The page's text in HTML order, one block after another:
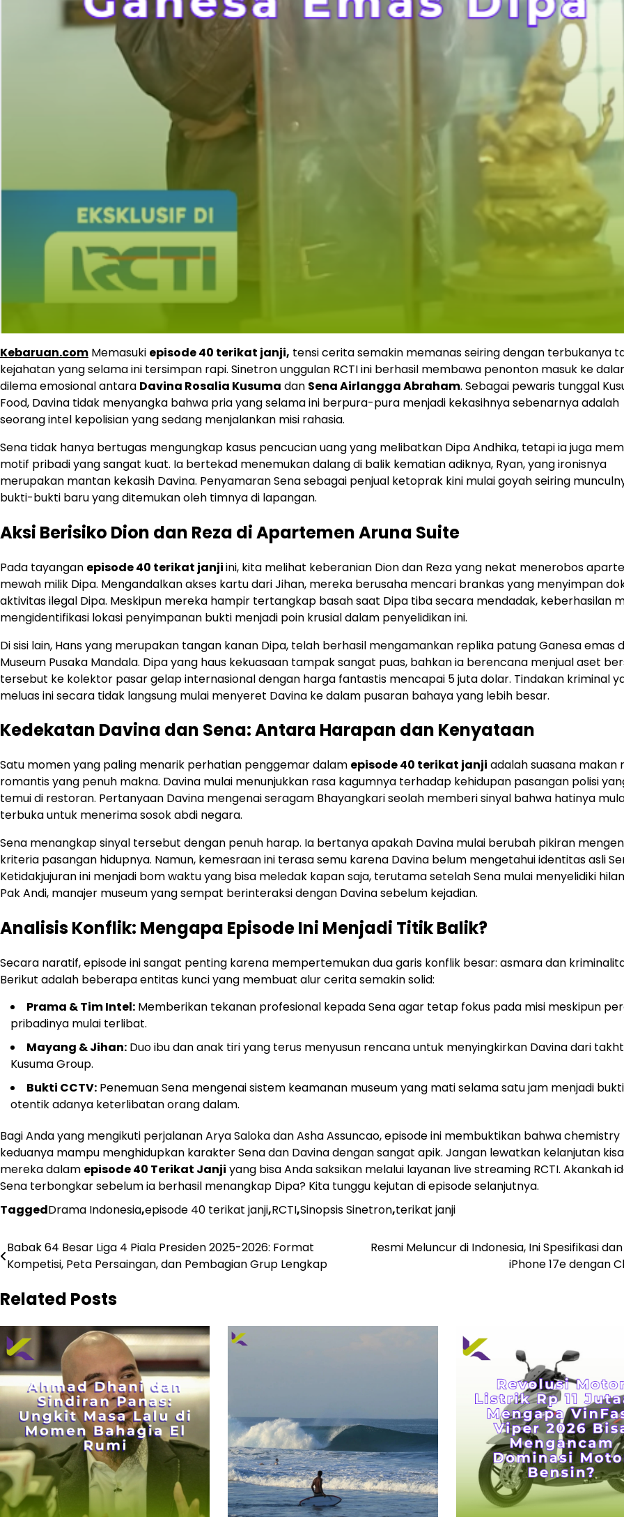
Kebaruan.com Memasuki episode 40 terikat janji, tensi cerita semakin memanas seiring dengan terbukanya
kejahatan yang selama ini tersimpan rapi. Sinetron unggulan RCTI ini berhasil membawa penonton masuk ke
dilema emosional antara Davina Rosalia Kusuma dan Sena Airlangga Abraham. Sebagai pewaris tunggal
Food, Davina tidak menyangka bahwa pria yang selama ini berpura-pura menjadi kekasihnya sebenarnya adalah
seorang intel kepolisian yang sedang menjalankan misi rahasia.
Sena tidak hanya bertugas mengungkap kasus pencucian uang yang melibatkan Dipa Andhika, tetapi ia juga
motif pribadi yang sangat kuat. Ia bertekad menemukan dalang di balik kematian adiknya, Ryan, yang ironisnya
merupakan mantan kekasih Davina. Penyamaran Sena sebagai penjual ketoprak kini mulai goyah seiring
bukti-bukti baru yang ditemukan oleh timnya di lapangan.
Aksi Berisiko Dion dan Reza di Apartemen Aruna Suite
Pada tayangan episode 40 terikat janjiini, kita melihat keberanian Dion dan Reza yang nekat menerobos
mewah milik Dipa. Mengandalkan akses kartu dari Jihan, mereka berusaha mencari brankas yang menyimpan
aktivitas ilegal Dipa. Meskipun mereka hampir tertangkap basah saat Dipa tiba secara mendadak, keberhasilan
mengidentifikasi lokasi penyimpanan bukti menjadi poin krusial dalam penyelidikan ini.
Di sisi lain, Hans yang merupakan tangan kanan Dipa, telah berhasil mengamankan replika patung Ganesa emas
Museum Pusaka Mandala. Dipa yang haus kekuasaan tampak sangat puas, bahkan ia berencana menjual aset
tersebut ke kolektor pasar gelap internasional dengan harga fantastis mencapai 5 juta dolar. Tindakan kriminal
meluas ini secara tidak langsung mulai menyeret Davina ke dalam pusaran bahaya yang lebih besar.
Kedekatan Davina dan Sena: Antara Harapan dan Kenyataan
Satu momen yang paling menarik perhatian penggemar dalam episode 40 terikat janji adalah suasana makan
romantis yang penuh makna. Davina mulai menunjukkan rasa kagumnya terhadap kehidupan pasangan polisi
temui di restoran. Pertanyaan Davina mengenai seragam Bhayangkari seolah memberi sinyal bahwa hatinya
terbuka untuk menerima sosok abdi negara.
Sena menangkap sinyal tersebut dengan penuh harap. Ia bertanya apakah Davina mulai berubah pikiran
kriteria pasangan hidupnya. Namun, kemesraan ini terasa semu karena Davina belum mengetahui identitas asli
Ketidakjujuran ini menjadi bom waktu yang bisa meledak kapan saja, terutama setelah Sena mulai menyelidiki
Pak Andi, manajer museum yang sempat berinteraksi dengan Davina sebelum kejadian.
Analisis Konflik: Mengapa Episode Ini Menjadi Titik Balik?
Secara naratif, episode ini sangat penting karena mempertemukan dua garis konflik besar: asmara dan
Berikut adalah beberapa entitas kunci yang membuat alur cerita semakin solid:
Prama & Tim Intel: Memberikan tekanan profesional kepada Sena agar tetap fokus pada misi meskipun
pribadinya mulai terlibat.
Mayang & Jihan: Duo ibu dan anak tiri yang terus menyusun rencana untuk menyingkirkan Davina dari
Kusuma Group.
Bukti CCTV: Penemuan Sena mengenai sistem keamanan museum yang mati selama satu jam menjadi bukti
otentik adanya keterlibatan orang dalam.
Bagi Anda yang mengikuti perjalanan Arya Saloka dan Asha Assuncao, episode ini membuktikan bahwa chemistry
keduanya mampu menghidupkan karakter Sena dan Davina dengan sangat apik. Jangan lewatkan kelanjutan
mereka dalam episode 40 Terikat Janji yang bisa Anda saksikan melalui layanan live streaming RCTI. Akankah
Sena terbongkar sebelum ia berhasil menangkap Dipa? Kita tunggu kejutan di episode selanjutnya.
TaggedDrama Indonesia,episode 40 terikat janji,RCTI,Sinopsis Sinetron,terikat janji
Navigasi
Babak 64 Besar Liga 4 Piala Presiden 2025-2026: Format
Kompetisi, Peta Persaingan, dan Pembagian Grup Lengkap
Resmi Meluncur di Indonesia, Ini Spesifikasi
iPhone 17e dengan
Related Posts